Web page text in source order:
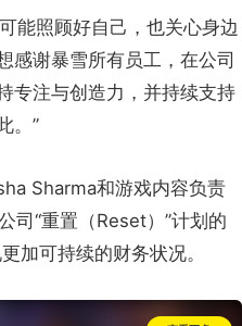
能照顾好自己，也关心身边
感谢暴雪所有员工，在公司
专注与创造力，并持续支持
。”
Sharma和游戏内容负责
司“重置（Reset）”计划的
加可持续的财务状况。